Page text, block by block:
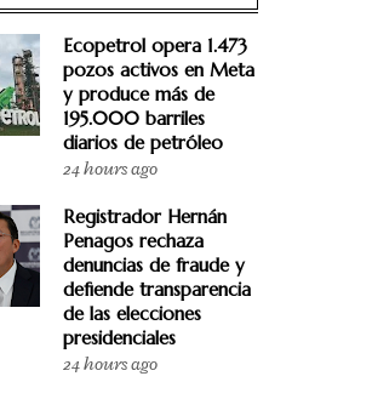
Ecopetrol opera 1.473
pozos activos en Meta
y produce más de
195.000 barriles
diarios de petróleo
24 hours ago
Registrador Hernán
Penagos rechaza
denuncias de fraude y
defiende transparencia
de las elecciones
presidenciales
24 hours ago